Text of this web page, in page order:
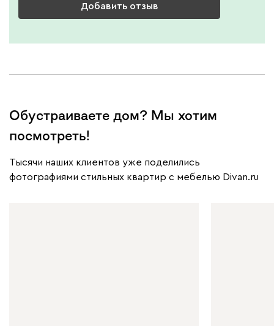
Добавить отзыв
Обустраиваете дом? Мы хотим
посмотреть!
Тысячи наших клиентов уже поделились
фотографиями стильных квартир с мебелью Divan.ru